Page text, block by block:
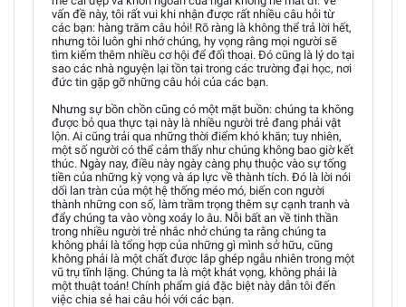
vấn đề này, tôi rất vui khi nhận được rất nhiều câu hỏi từ
các bạn: hàng trăm câu hỏi! Rõ ràng là không thể trả lời hết,
nhưng tôi luôn ghi nhớ chúng, hy vọng rằng mọi người sẽ
tìm kiếm thêm nhiều cơ hội để đối thoại. Đó cũng là lý do tại
sao các nhà nguyện lại tồn tại trong các trường đại học, nơi
đức tin gặp gỡ những câu hỏi của các bạn.
Nhưng sự bồn chồn cũng có một mặt buồn: chúng ta không
được bỏ qua thực tại này là nhiều người trẻ đang phải vật
lộn. Ai cũng trải qua những thời điểm khó khăn; tuy nhiên,
một số người có thể cảm thấy như chúng không bao giờ kết
thúc. Ngày nay, điều này ngày càng phụ thuộc vào sự tống
tiền của những kỳ vọng và áp lực về thành tích. Đó là lời nói
dối lan tràn của một hệ thống méo mó, biến con người
thành những con số, làm trầm trọng thêm sự cạnh tranh và
đẩy chúng ta vào vòng xoáy lo âu. Nỗi bất an về tinh thần
trong nhiều người trẻ nhắc nhở chúng ta rằng chúng ta
không phải là tổng hợp của những gì mình sở hữu, cũng
không phải là một chất được lắp ghép ngẫu nhiên trong một
vũ trụ tĩnh lặng. Chúng ta là một khát vọng, không phải là
một thuật toán! Chính phẩm giá đặc biệt này dẫn tôi đến
việc chia sẻ hai câu hỏi với các bạn.